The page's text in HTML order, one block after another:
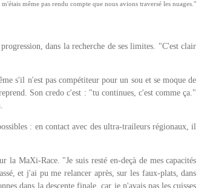
même pas rendu compte que nous avions traversé les nuages."
dans la recherche de ses limites. "C'est clair
s'il n'est pas compétiteur pour un sou et se moque de
Son credo c'est : "tu continues, c'est comme ça."
: en contact avec des ultra-traileurs régionaux, il
MaXi-Race. "Je suis resté en-deçà de mes capacités
et j'ai pu me relancer après, sur les faux-plats, dans
dans la descente finale, car je n'avais pas les cuisses